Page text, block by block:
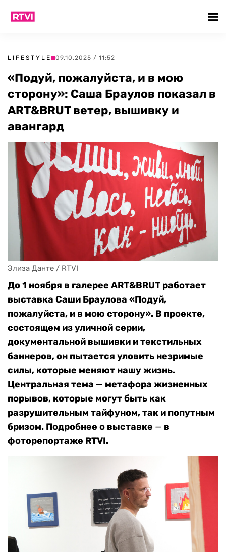
LIFESTYLE 09.10.2025 / 11:52
«Подуй, пожалуйста, и в мою
сторону»: Саша Браулов показал в
ART&BRUT ветер, вышивку и
авангард
Элиза Данте / RTVI
До 1 ноября в галерее ART&BRUT работает
выставка Саши Браулова «Подуй,
пожалуйста, и в мою сторону». В проекте,
состоящем из уличной серии,
документальной вышивки и текстильных
баннеров, он пытается уловить незримые
силы, которые меняют нашу жизнь.
Центральная тема — метафора жизненных
порывов, которые могут быть как
разрушительным тайфуном, так и попутным
бризом. Подробнее о выставке — в
фоторепортаже RTVI.